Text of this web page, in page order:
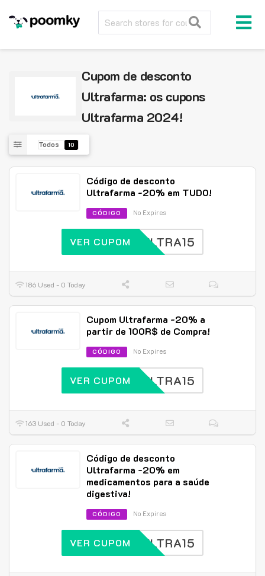
Cupom de desconto
Ultrafarma: os cupons
Ultrafarma 2024!
Todos 10
Código de desconto
Ultrafarma -20% em TUDO!
CÓDIGO No Expires
ULTRA15
VER CUPOM
186 Used - 0 Today
Cupom Ultrafarma -20% a
partir de 100R$ de Compra!
CÓDIGO No Expires
ULTRA15
VER CUPOM
163 Used - 0 Today
Código de desconto
Ultrafarma -20% em
medicamentos para a saúde
digestiva!
CÓDIGO No Expires
ULTRA15
VER CUPOM